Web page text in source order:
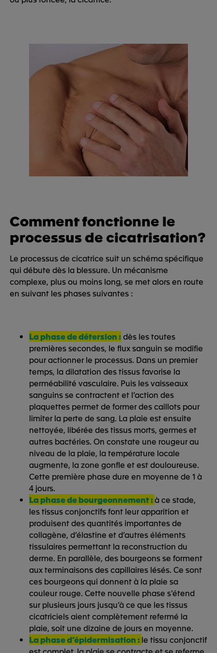
Comment fonctionne le
processus de cicatrisation?
Le processus de cicatrice suit un schéma spécifique
qui débute dès la blessure. Un mécanisme
complexe, plus ou moins long, se met alors en route
en suivant les phases suivantes :
La phase de détersion :dès les toutes
premières secondes, le flux sanguin se modifie
pour actionner le processus. Dans un premier
temps, la dilatation des tissus favorise la
perméabilité vasculaire. Puis les vaisseaux
sanguins se contractent et l’action des
plaquettes permet de former des caillots pour
limiter la perte de sang. La plaie est ensuite
nettoyée, libérée des tissus morts, germes et
autres bactéries. On constate une rougeur au
niveau de la plaie, la température locale
augmente, la zone gonfle et est douloureuse.
Cette première phase dure en moyenne de 1 à
4 jours.
La phase de bourgeonnement :à ce stade,
les tissus conjonctifs font leur apparition et
produisent des quantités importantes de
collagène, d’élastine et d’autres éléments
tissulaires permettant la reconstruction du
derme. En parallèle, des bourgeons se forment
aux terminaisons des capillaires lésés. Ce sont
ces bourgeons qui donnent à la plaie sa
couleur rouge. Cette nouvelle phase s’étend
sur plusieurs jours jusqu’à ce que les tissus
cicatriciels aient complètement refermé la
plaie, soit une dizaine de jours en moyenne.
La phase d’épidermisation :le tissu conjonctif
est complet, la plaie se contracte et se referme